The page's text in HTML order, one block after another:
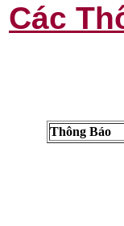
Các
Thông Báo